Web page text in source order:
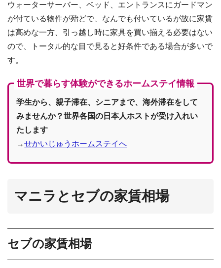
ウォーターサーバー、ベッド、エントランスにガードマン
が付ている物件が殆どで、なんでも付いているが故に家賃
は高めな一方、引っ越し時に家具を買い揃える必要はない
ので、トータル的な目で見ると好条件である場合が多いで
す。
世界で暮らす体験ができるホームステイ情報
学生から、親子滞在、シニアまで、海外滞在をして
みませんか？世界各国の日本人ホストが受け入れい
たします
→せかいじゅうホームステイへ
マニラとセブの家賃相場
セブの家賃相場